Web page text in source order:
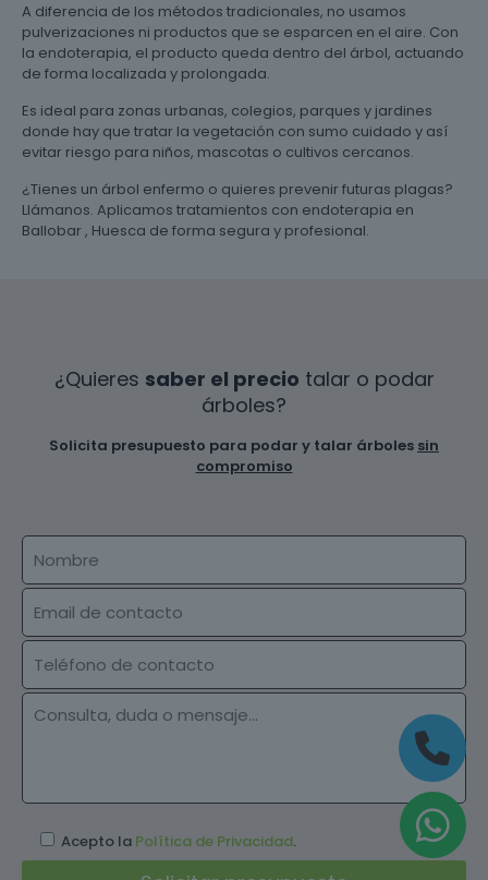
A diferencia de los métodos tradicionales, no usamos
pulverizaciones ni productos que se esparcen en el aire. Con
la endoterapia, el producto queda dentro del árbol, actuando
de forma localizada y prolongada.
Es ideal para zonas urbanas, colegios, parques y jardines
donde hay que tratar la vegetación con sumo cuidado y así
evitar riesgo para niños, mascotas o cultivos cercanos.
¿Tienes un árbol enfermo o quieres prevenir futuras plagas?
Llámanos. Aplicamos tratamientos con endoterapia en
Ballobar , Huesca de forma segura y profesional.
¿Quieres saber el precio talar o podar
árboles?
Solicita presupuesto para podar y talar árboles sin
compromiso
Acepto la Política de Privacidad.